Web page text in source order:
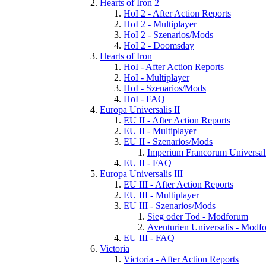
Hearts of Iron 2
HoI 2 - After Action Reports
HoI 2 - Multiplayer
HoI 2 - Szenarios/Mods
HoI 2 - Doomsday
Hearts of Iron
HoI - After Action Reports
HoI - Multiplayer
HoI - Szenarios/Mods
HoI - FAQ
Europa Universalis II
EU II - After Action Reports
EU II - Multiplayer
EU II - Szenarios/Mods
Imperium Francorum
EU II - FAQ
Europa Universalis III
EU III - After Action Reports
EU III - Multiplayer
EU III - Szenarios/Mods
Sieg oder Tod - Modforum
Aventurien Universalis -
EU III - FAQ
Victoria
Victoria - After Action Reports